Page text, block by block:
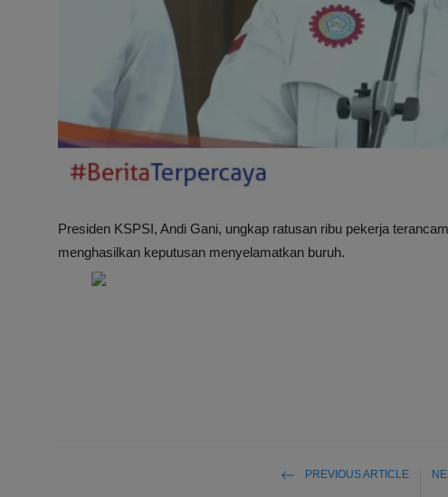
Presiden KSPSI, Andi Gani, ungkap ratusan ribu pekerja
menghasilkan keputusan menyelamatkan buruh.
PREVIOUS ARTICLE